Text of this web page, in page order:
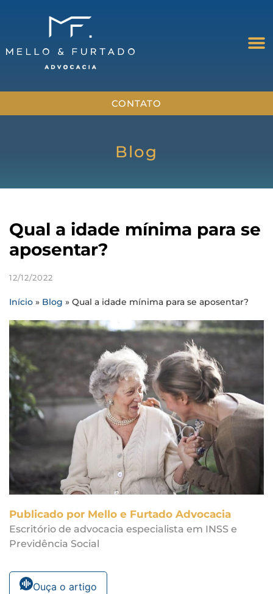
CONTATO
Blog
Qual a idade mínima para se
aposentar?
12/12/2022
Início » Blog » Qual a idade mínima para se aposentar?
Publicado por Mello e Furtado Advocacia
Escritório de advocacia especialista em INSS e
Previdência Social
Ouça o artigo